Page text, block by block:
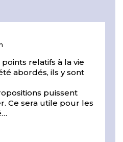
relatifs à la vie
abordés, ils y sont
puissent
Ce sera utile pour les